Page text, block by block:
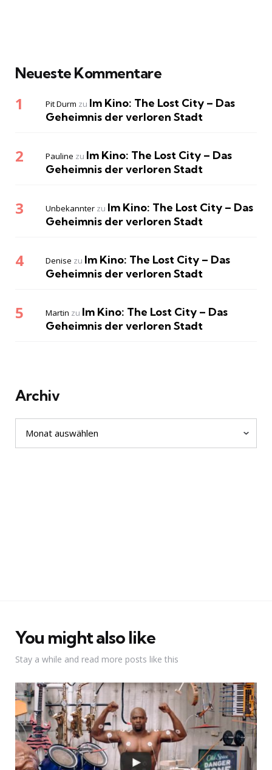
Neueste Kommentare
Pit Durm zu Im Kino: The Lost City – Das
Geheimnis der verloren Stadt
Pauline zu Im Kino: The Lost City – Das
Geheimnis der verloren Stadt
Unbekannter zu Im Kino: The Lost City – Das
Geheimnis der verloren Stadt
Denise zu Im Kino: The Lost City – Das
Geheimnis der verloren Stadt
Martin zu Im Kino: The Lost City – Das
Geheimnis der verloren Stadt
Archiv
Archiv
You might also like
Stay a while and read more posts like this